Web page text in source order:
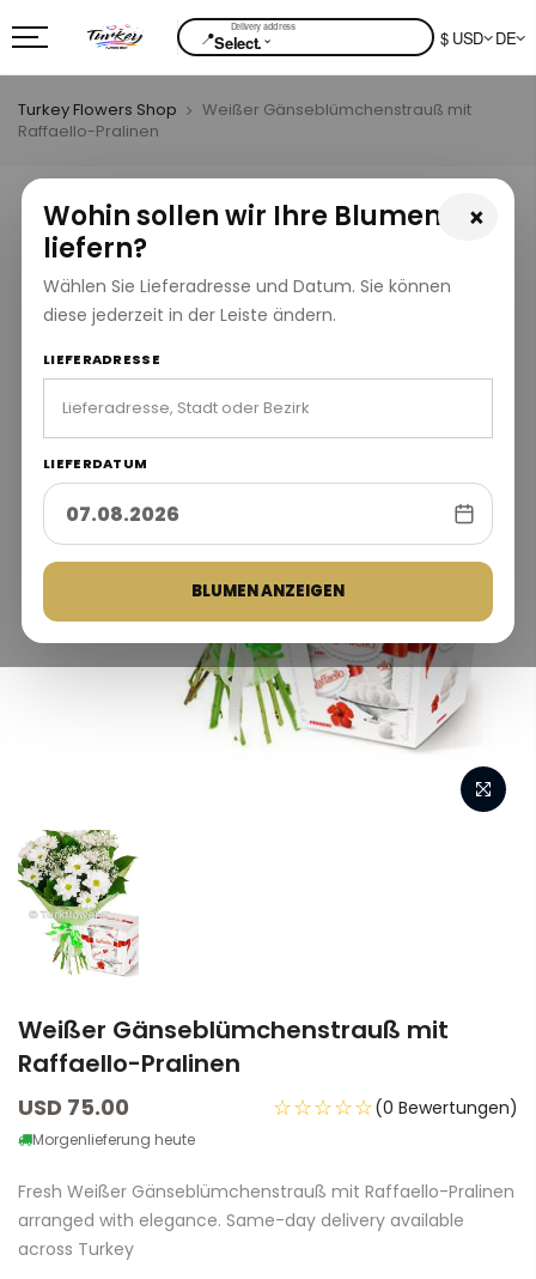
📍Select.⌄ $ USD DE
×
Wohin sollen wir Ihre Blumen
liefern?
Wählen Sie Lieferadresse und Datum. Sie können
diese jederzeit in der Leiste ändern.
LIEFERADRESSE
LIEFERDATUM
BLUMEN ANZEIGEN
Turkey Flowers Shop
Weißer Gänseblümchenstrauß mit
Raffaello-Pralinen
Weißer Gänseblümchenstrauß mit
Raffaello-Pralinen
USD 75.00
Morgenlieferung heute
☆☆☆☆☆(0 Bewertungen)
Fresh Weißer Gänseblümchenstrauß mit Raffaello-Pralinen
arranged with elegance. Same-day delivery available
across Turkey